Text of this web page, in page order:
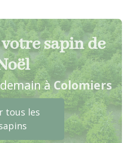
sapin de
àColomiers
tous les